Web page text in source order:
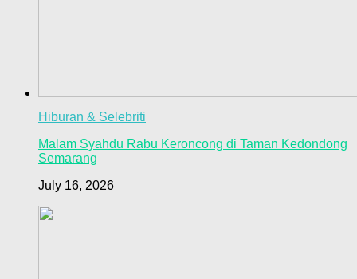
Hiburan & Selebriti
Malam Syahdu Rabu Keroncong di Taman Kedondong
Semarang
July 16, 2026